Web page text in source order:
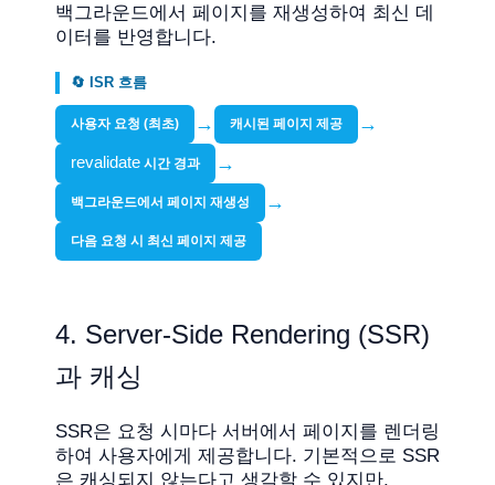
백그라운드에서 페이지를 재생성하여 최신 데
이터를 반영합니다.
🔄 ISR 흐름
사용자 요청 (최초) → 캐시된 페이지 제공 →
revalidate 시간 경과 →
백그라운드에서 페이지 재생성 →
다음 요청 시 최신 페이지 제공
4. Server-Side Rendering (SSR)
과 캐싱
SSR은 요청 시마다 서버에서 페이지를 렌더링
하여 사용자에게 제공합니다. 기본적으로 SSR
은 캐싱되지 않는다고 생각할 수 있지만,